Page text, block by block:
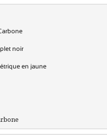
noir
en jaune